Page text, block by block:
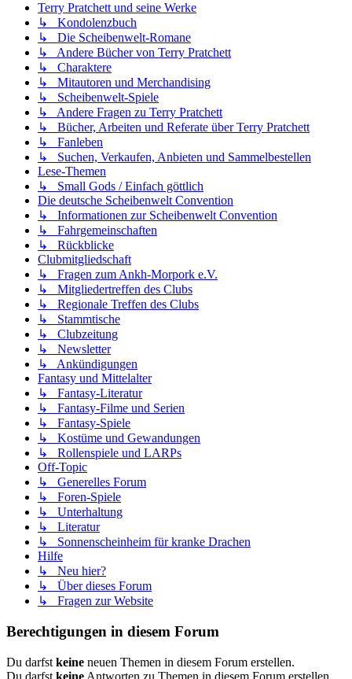
Terry Pratchett und seine Werke
↳ Kondolenzbuch
↳ Die Scheibenwelt-Romane
↳ Andere Bücher von Terry Pratchett
↳ Charaktere
↳ Mitautoren und Merchandising
↳ Scheibenwelt-Spiele
↳ Andere Fragen zu Terry Pratchett
↳ Bücher, Arbeiten und Referate über Terry Pratchett
↳ Fanleben
↳ Suchen, Verkaufen, Anbieten und Sammelbestellen
Lese-Themen
↳ Small Gods / Einfach göttlich
Die deutsche Scheibenwelt Convention
↳ Informationen zur Scheibenwelt Convention
↳ Fahrgemeinschaften
↳ Rückblicke
Clubmitgliedschaft
↳ Fragen zum Ankh-Morpork e.V.
↳ Mitgliedertreffen des Clubs
↳ Regionale Treffen des Clubs
↳ Stammtische
↳ Clubzeitung
↳ Newsletter
↳ Ankündigungen
Fantasy und Mittelalter
↳ Fantasy-Literatur
↳ Fantasy-Filme und Serien
↳ Fantasy-Spiele
↳ Kostüme und Gewandungen
↳ Rollenspiele und LARPs
Off-Topic
↳ Generelles Forum
↳ Foren-Spiele
↳ Unterhaltung
↳ Literatur
↳ Sonnenscheinheim für kranke Drachen
Hilfe
↳ Neu hier?
↳ Über dieses Forum
↳ Fragen zur Website
Berechtigungen in diesem Forum
Du darfst keine neuen Themen in diesem Forum erstellen.
Du darfst keine Antworten zu Themen in diesem Forum erstellen.